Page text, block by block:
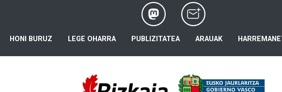
HONI BURUZ LEGE OHARRA PUBLIZITATEA ARAUAK